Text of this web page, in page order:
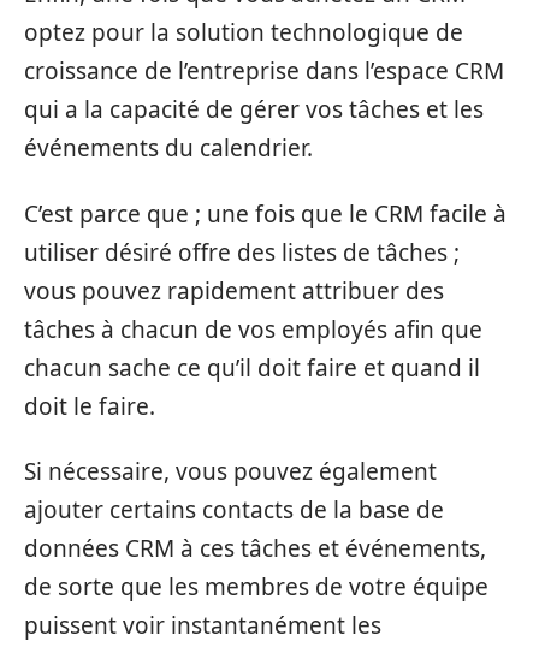
optez pour la solution technologique de
croissance de l’entreprise dans l’espace CRM
qui a la capacité de gérer vos tâches et les
événements du calendrier.
C’est parce que ; une fois que le CRM facile à
utiliser désiré offre des listes de tâches ;
vous pouvez rapidement attribuer des
tâches à chacun de vos employés afin que
chacun sache ce qu’il doit faire et quand il
doit le faire.
Si nécessaire, vous pouvez également
ajouter certains contacts de la base de
données CRM à ces tâches et événements,
de sorte que les membres de votre équipe
puissent voir instantanément les